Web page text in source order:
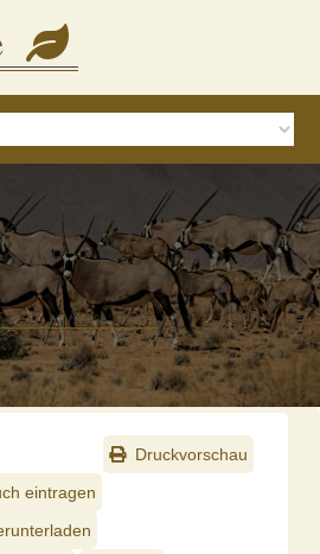
um Inhalte und Anzeigen zu personalisieren.
stimmen Sie dem zu.
Druckvorschau
eintragen